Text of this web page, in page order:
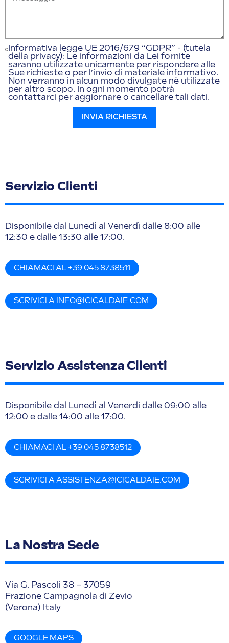
Informativa legge UE 2016/679 “GDPR” - (tutela
della privacy): Le informazioni da Lei fornite
saranno utilizzate unicamente per rispondere alle
Sue richieste o per l’invio di materiale informativo.
Non verranno in alcun modo divulgate nè utilizzate
per altro scopo. In ogni momento potrà
contattarci per aggiornare o cancellare tali dati.
INVIA RICHIESTA
Servizio Clienti
Disponibile dal Lunedì al Venerdì dalle 8:00 alle
12:30 e dalle 13:30 alle 17:00.
CHIAMACI AL +39 045 8738511
SCRIVICI A INFO@ICICALDAIE.COM
Servizio Assistenza Clienti
Disponibile dal Lunedì al Venerdi dalle 09:00 alle
12:00 e dalle 14:00 alle 17:00.
CHIAMACI AL +39 045 8738512
SCRIVICI A ASSISTENZA@ICICALDAIE.COM
La Nostra Sede
Via G. Pascoli 38 – 37059
Frazione Campagnola di Zevio
(Verona) Italy
GOOGLE MAPS